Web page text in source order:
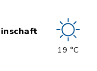
19 °C